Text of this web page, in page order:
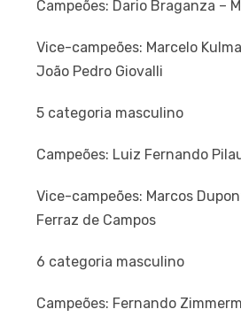
Campeões: Dario Braganza –
Vice-campeões: Marcelo
João Pedro Giovalli
5 categoria masculino
Campeões: Luiz Fernando
Vice-campeões: Marcos
Ferraz de Campos
6 categoria masculino
Campeões: Fernando